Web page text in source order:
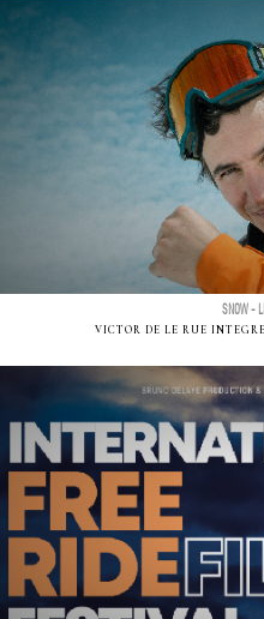
SNOW -
VICTOR DE LE RUE